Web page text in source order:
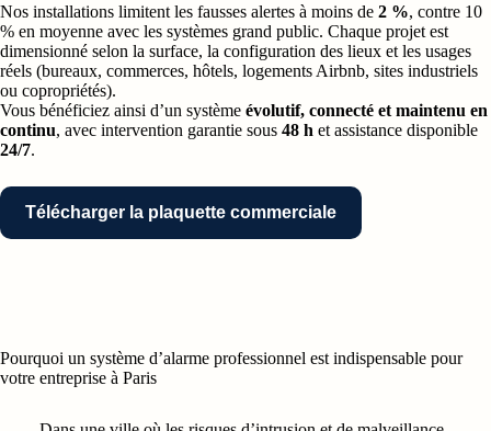
Nos installations limitent les fausses alertes à moins de 2 %, contre 10
% en moyenne avec les systèmes grand public. Chaque projet est
dimensionné selon la surface, la configuration des lieux et les usages
réels (bureaux, commerces, hôtels, logements Airbnb, sites industriels
ou copropriétés).
Vous bénéficiez ainsi d’un système évolutif, connecté et maintenu en
continu, avec intervention garantie sous 48 h et assistance disponible
24/7.
Télécharger la plaquette commerciale
Pourquoi un système d’alarme professionnel est indispensable pour
votre entreprise à Paris